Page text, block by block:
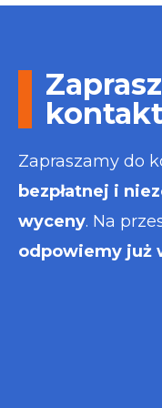
Zapraszamy do
bezpłatnej i
wyceny. Na
odpowiemy już